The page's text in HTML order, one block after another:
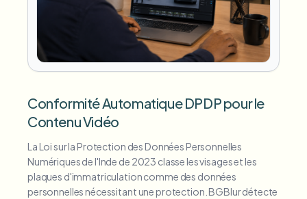
Conformité Automatique DPDP pour le
Contenu Vidéo
La Loi sur la Protection des Données Personnelles
Numériques de l'Inde de 2023 classe les visages et les
plaques d'immatriculation comme des données
personnelles nécessitant une protection. BGBlur détecte